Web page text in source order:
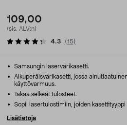
109,00
(sis. ALV:n)
4.3 (15)
Samsungin laservärikasetti.
Alkuperäisvärikasetti, jossa
käyttövarmuus.
Takaa selkeät tulosteet.
Sopii lasertulostimiin, joiden kasettityyppi
Lisätietoja